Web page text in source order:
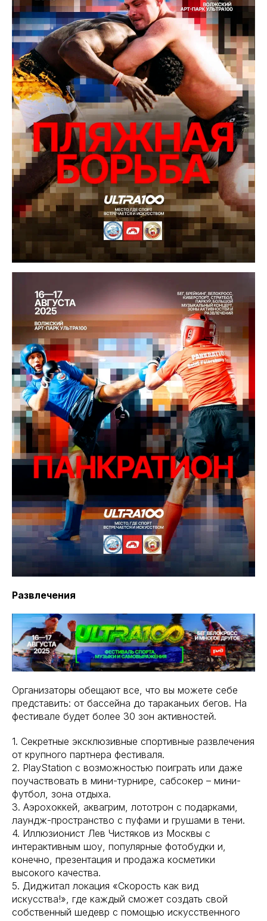
Развлечения
Организаторы обещают все, что вы можете себе
представить: от бассейна до тараканьих бегов. На
фестивале будет более 30 зон активностей.
1. Секретные эксклюзивные спортивные развлечения
от крупного партнера фестиваля.
2. PlayStation с возможностью поиграть или даже
поучаствовать в мини-турнире, сабсокер – мини-
футбол, зона отдыха.
3. Аэрохоккей, аквагрим, лототрон с подарками,
лаундж-пространство с пуфами и грушами в тени.
4. Иллюзионист Лев Чистяков из Москвы с
интерактивным шоу, популярные фотобудки и,
конечно, презентация и продажа косметики
высокого качества.
5. Диджитал локация «Скорость как вид
искусства!», где каждый сможет создать свой
собственный шедевр с помощью искусственного